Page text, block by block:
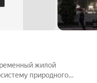
жилой
природного